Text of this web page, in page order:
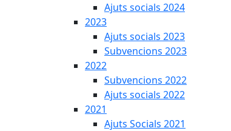
Ajuts socials 2024
2023
Ajuts socials 2023
Subvencions 2023
2022
Subvencions 2022
Ajuts socials 2022
2021
Ajuts Socials 2021